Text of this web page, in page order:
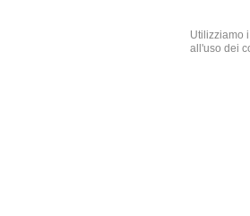
Utilizziamo
all'uso dei